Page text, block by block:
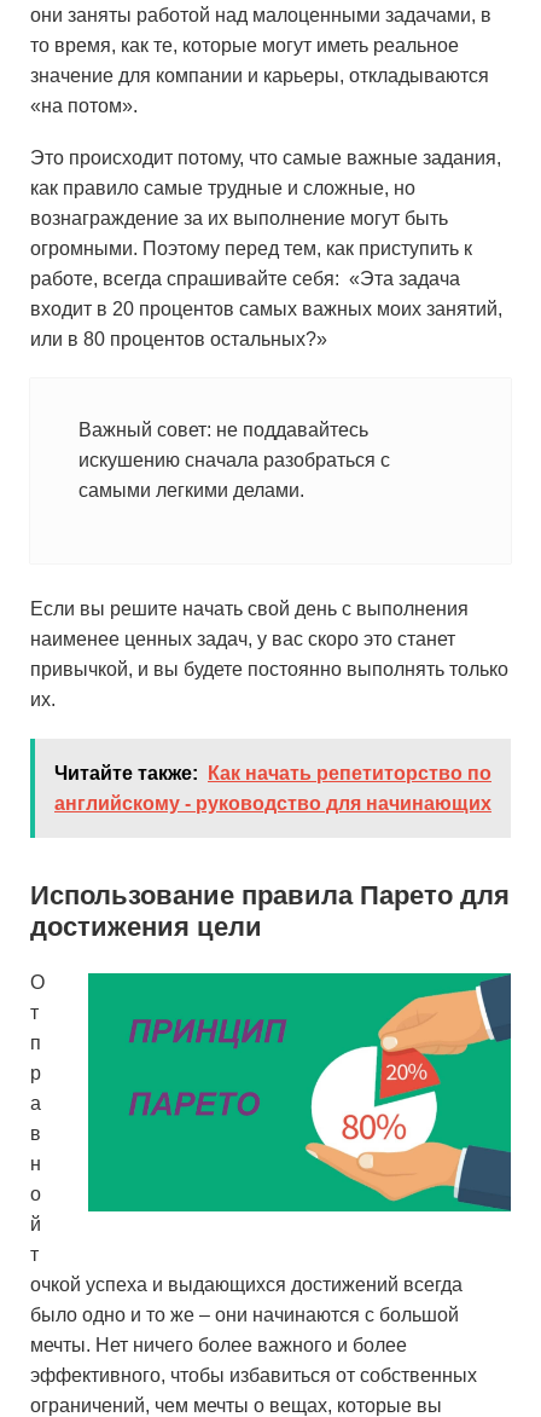
они заняты работой над малоценными задачами, в
то время, как те, которые могут иметь реальное
значение для компании и карьеры, откладываются
«на потом».
Это происходит потому, что самые важные задания,
как правило самые трудные и сложные, но
вознаграждение за их выполнение могут быть
огромными. Поэтому перед тем, как приступить к
работе, всегда спрашивайте себя: «Эта задача
входит в 20 процентов самых важных моих занятий,
или в 80 процентов остальных?»
Важный совет: не поддавайтесь
искушению сначала разобраться с
самыми легкими делами.
Если вы решите начать свой день с выполнения
наименее ценных задач, у вас скоро это станет
привычкой, и вы будете постоянно выполнять только
их.
Читайте также:
Как начать репетиторство по
английскому - руководство для начинающих
Использование правила Парето для
достижения цели
О
т
п
р
а
в
н
о
й
т
очкой успеха и выдающихся достижений всегда
было одно и то же – они начинаются с большой
мечты. Нет ничего более важного и более
эффективного, чтобы избавиться от собственных
ограничений, чем мечты о вещах, которые вы